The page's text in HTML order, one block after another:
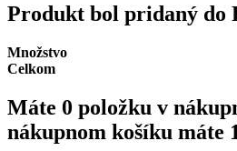
Produkt bol pridaný do
Množstvo
Celkom
Máte 0 položku v
nákupnom košíku máte